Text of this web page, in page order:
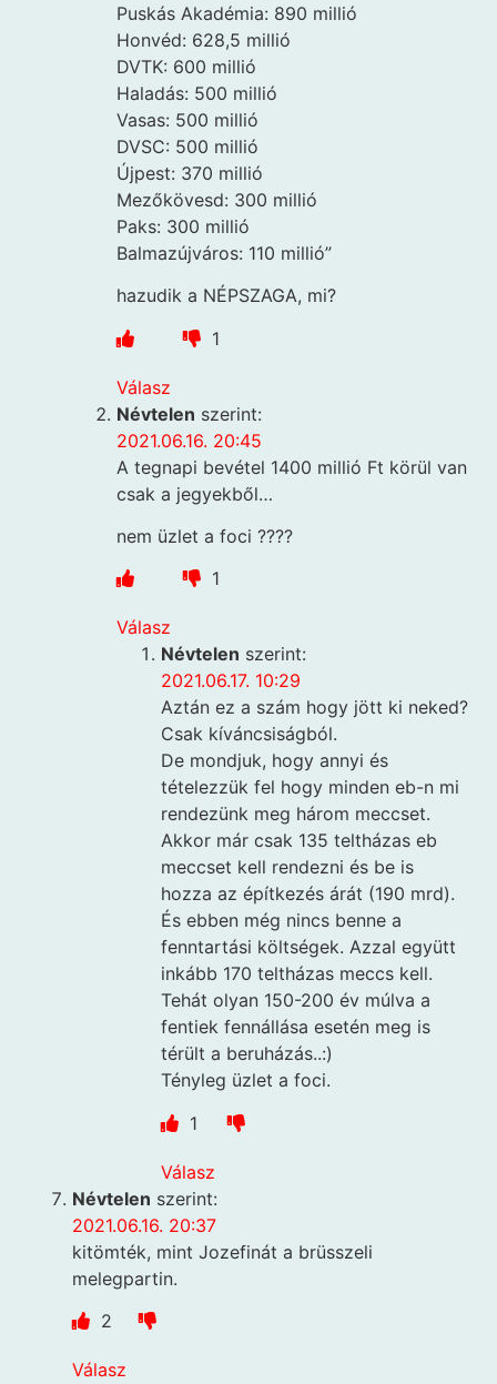
Puskás Akadémia: 890 millió
Honvéd: 628,5 millió
DVTK: 600 millió
Haladás: 500 millió
Vasas: 500 millió
DVSC: 500 millió
Újpest: 370 millió
Mezőkövesd: 300 millió
Paks: 300 millió
Balmazújváros: 110 millió”
hazudik a NÉPSZAGA, mi?
1
Válasz
Névtelen szerint:
2021.06.16. 20:45
A tegnapi bevétel 1400 millió Ft körül van
csak a jegyekből…
nem üzlet a foci ????
1
Válasz
Névtelen szerint:
2021.06.17. 10:29
Aztán ez a szám hogy jött ki neked?
Csak kíváncsiságból.
De mondjuk, hogy annyi és
tételezzük fel hogy minden eb-n mi
rendezünk meg három meccset.
Akkor már csak 135 teltházas eb
meccset kell rendezni és be is
hozza az építkezés árát (190 mrd).
És ebben még nincs benne a
fenntartási költségek. Azzal együtt
inkább 170 teltházas meccs kell.
Tehát olyan 150-200 év múlva a
fentiek fennállása esetén meg is
térült a beruházás..:)
Tényleg üzlet a foci.
1
Válasz
Névtelen szerint:
2021.06.16. 20:37
kitömték, mint Jozefinát a brüsszeli
melegpartin.
2
Válasz